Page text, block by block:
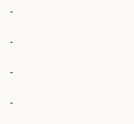
-
-
-
-